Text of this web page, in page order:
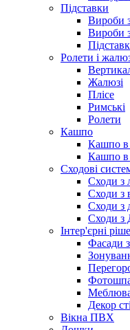
Підставки
Вироби
Вироби
Ролети і
Жалюзі
Плісе
Римські
Ролети
Кашпо
Кашпо в
Кашпо в
Сходові
Сходи з
Сходи з
Сходи з
Сходи
Інтер'єрні
Фасади
Декор
Вікна ПВХ